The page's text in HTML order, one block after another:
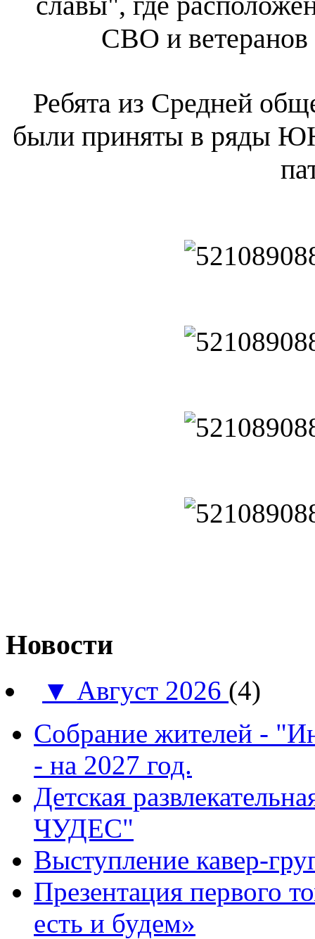
СВО и
Ребята из Средней
были приняты в ряды
Новости
▼ Август 2026 (4)
Собрание жителей -
- на 2027 год.
Детская
ЧУДЕС"
Выступление кавер-
Презентация первого
есть и будем»